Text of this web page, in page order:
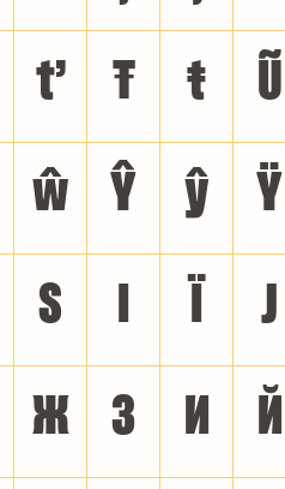
ť Ŧ ŧ Ũ
ŵ Ŷ ŷ Ÿ
Ѕ І Ї Ј
Ж З И Й